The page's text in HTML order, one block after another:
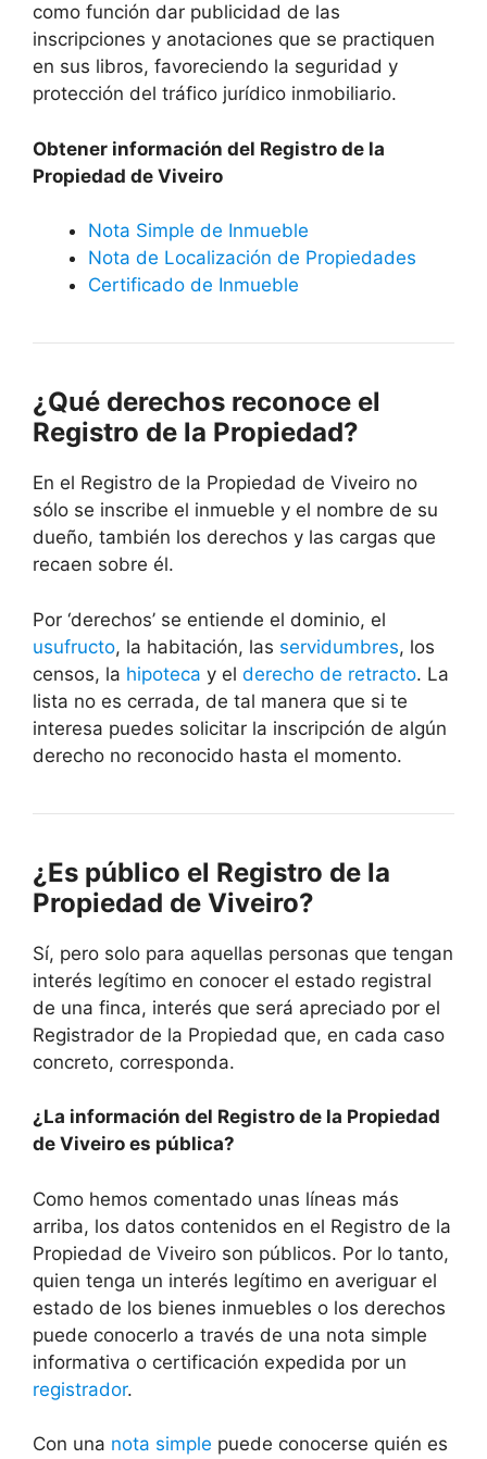
como función dar publicidad de las
inscripciones y anotaciones que se practiquen
en sus libros, favoreciendo la seguridad y
protección del tráfico jurídico inmobiliario.
Obtener información del Registro de la
Propiedad de Viveiro
Nota Simple de Inmueble
Nota de Localización de Propiedades
Certificado de Inmueble
¿Qué derechos reconoce el
Registro de la Propiedad?
En el Registro de la Propiedad de Viveiro no
sólo se inscribe el inmueble y el nombre de su
dueño, también los derechos y las cargas que
recaen sobre él.
Por ‘derechos’ se entiende el dominio, el
usufructo, la habitación, las servidumbres, los
censos, la hipoteca y el derecho de retracto. La
lista no es cerrada, de tal manera que si te
interesa puedes solicitar la inscripción de algún
derecho no reconocido hasta el momento.
¿Es público el Registro de la
Propiedad de Viveiro?
Sí, pero solo para aquellas personas que tengan
interés legítimo en conocer el estado registral
de una finca, interés que será apreciado por el
Registrador de la Propiedad que, en cada caso
concreto, corresponda.
¿La información del Registro de la Propiedad
de Viveiro es pública?
Como hemos comentado unas líneas más
arriba, los datos contenidos en el Registro de la
Propiedad de Viveiro son públicos. Por lo tanto,
quien tenga un interés legítimo en averiguar el
estado de los bienes inmuebles o los derechos
puede conocerlo a través de una nota simple
informativa o certificación expedida por un
registrador.
Con una nota simple puede conocerse quién es